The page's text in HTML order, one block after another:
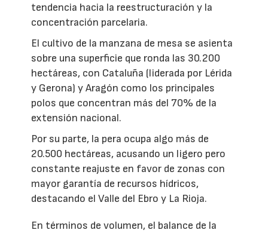
tendencia hacia la reestructuración y la
concentración parcelaria.
El cultivo de la manzana de mesa se asienta
sobre una superficie que ronda las 30.200
hectáreas, con Cataluña (liderada por Lérida
y Gerona) y Aragón como los principales
polos que concentran más del 70% de la
extensión nacional.
Por su parte, la pera ocupa algo más de
20.500 hectáreas, acusando un ligero pero
constante reajuste en favor de zonas con
mayor garantía de recursos hídricos,
destacando el Valle del Ebro y La Rioja.
En términos de volumen, el balance de la